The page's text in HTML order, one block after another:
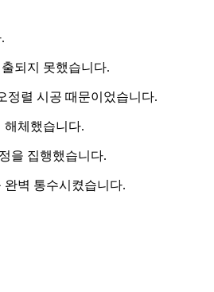
되지 못했습니다.
정렬 시공 때문이었습니다.
해체했습니다.
을 집행했습니다.
벽 통수시켰습니다.